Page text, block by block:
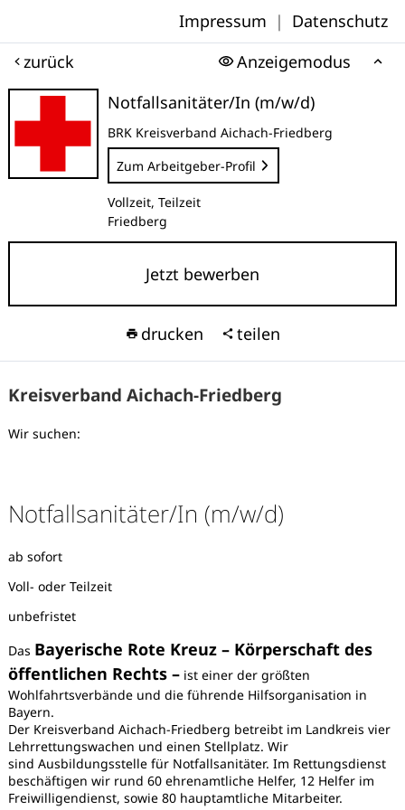
Impressum | Datenschutz
zurück
Anzeigemodus
Notfallsanitäter/In (m/w/d)
BRK Kreisverband Aichach-Friedberg
Zum Arbeitgeber-Profil
Vollzeit, Teilzeit
Friedberg
Jetzt bewerben
drucken teilen
Kreisverband Aichach-Friedberg
Wir suchen:
Notfallsanitäter/In (m/w/d)
ab sofort
Voll- oder Teilzeit
unbefristet
Das Bayerische Rote Kreuz – Körperschaft des
öffentlichen Rechts –ist einer der größten
Wohlfahrtsverbände und die führende Hilfsorganisation in
Bayern.
Der Kreisverband Aichach-Friedberg betreibt im Landkreis vier
Lehrrettungswachen und einen Stellplatz. Wir
sind Ausbildungsstelle für Notfallsanitäter. Im Rettungsdienst
beschäftigen wir rund 60 ehrenamtliche Helfer, 12 Helfer im
Freiwilligendienst, sowie 80 hauptamtliche Mitarbeiter.
Karte anzeigen